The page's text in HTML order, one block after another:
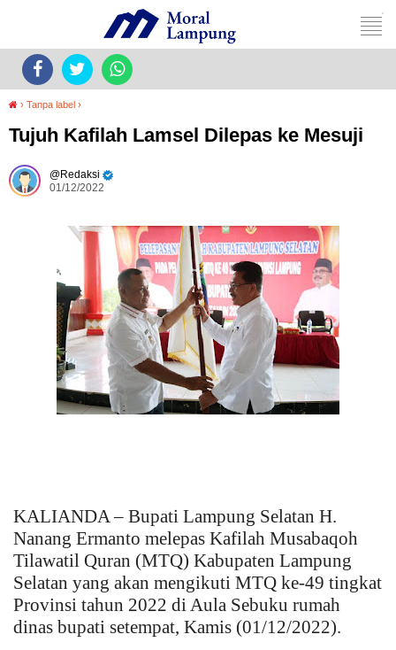
› Tanpa label ›
Tujuh Kafilah Lamsel Dilepas ke Mesuji
Redaksi
01/12/2022
KALIANDA – Bupati Lampung Selatan H.
Nanang Ermanto melepas Kafilah Musabaqoh
Tilawatil Quran (MTQ) Kabupaten Lampung
Selatan yang akan mengikuti MTQ ke-49 tingkat
Provinsi tahun 2022 di Aula Sebuku rumah
dinas bupati setempat, Kamis (01/12/2022).